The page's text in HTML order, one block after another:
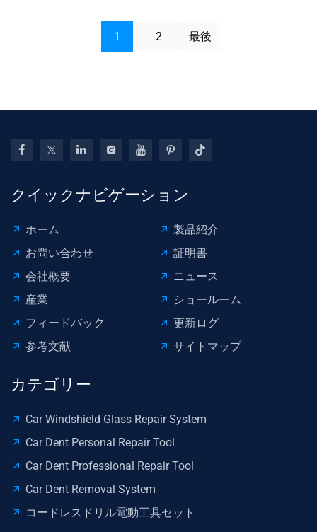
1 2 最後
クイックナビゲーション
ホーム
製品紹介
お問い合わせ
証明書
会社概要
ニュース
産業
ショールーム
フィードバック
更新ログ
参考文献
サイトマップ
カテゴリー
Car Windshield Glass Repair System
Car Dent Personal Repair Tool
Car Dent Professional Repair Tool
Car Dent Removal System
コードレスドリル電動工具セット